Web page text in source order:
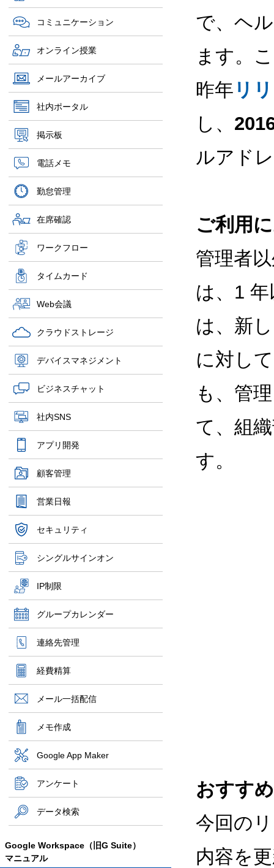
コミュニケーション
オンライン授業
メールアーカイブ
社内ポータル
掲示板
電話メモ
勤怠管理
在席確認
ワークフロー
タイムカード
Web会議
クラウドストレージ
デバイスマネジメント
ビジネスチャット
社内SNS
アプリ開発
顧客管理
営業日報
セキュリティ
シングルサインオン
IP制限
グループカレンダー
連絡先管理
経費精算
メール一括配信
メモ作成
Google App Maker
アンケート
データ検索
Google Workspace（旧G Suite）
マニュアル
で、ヘ
ます。
昨年 リ
し、
ルアド
ご利用
管理者
は、1
は、新
に対し
も、管
て、組
す。
おすす
今回の
内容を